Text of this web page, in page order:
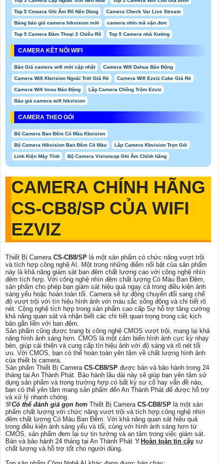
Top 5 Cmaera Ghi Âm Rõ Nên Dùng Camera Check Var Live Stream
Bảng báo giá camera hikvision mới camera nhìn mã vận đơn
Top 5 Camera Đàm Thoại 2 Chiều Rõ Top 5 Camera nhà Xưởng
CAMERA KẾT NỐI WIFI
Báo Giá camera wifi mới cập nhật Camera Wifi Dahua Báo Động
Camera Wifi Kbvision Ngoài Trời Giá Rẻ Camera Wifi Ezviz Cube Giá Rẻ
Camera Wifi Imou Báo Động Lắp Camera Chống Trộm Ezviz
Báo giá camera wifi hikvision
CAMERA THEO GÓI
Bộ Camera Ban Đêm Có Màu Kbvision
Bộ Camera Hikvision Ban Đêm Có Màu Lắp Camera Kbvision Trọn Gói
Linh Kiện Máy Tính Bộ Camera Visioncop Ghi Âm Chính hãng
CAMERA CHÍNH HÃNG
CS-CB8/SP CỦA WIFI
EZVIZ
Thiết Bị Camera CS-CB8/SP là một sản phẩm có chức năng vượt trội
và tích hợp công nghệ AI. Một trong những điểm nổi bật của sản phẩm
này là khả năng giám sát ban đêm chất lượng cao với công nghệ nhìn
đêm tích hợp. Với công nghệ nhìn đêm chất lượng Có Màu Ban Ðêm,
sản phẩm cho phép bạn giám sát hiệu quả ngay cả trong điều kiện ánh
sáng yếu hoặc hoàn toàn tối. Camera sẽ tự động chuyển đổi sang chế
độ vượt trội với tín hiệu hình ảnh với màu sắc sống động và chi tiết rõ
nét. Cộng nghệ tích hợp trong sản phẩm cao cấp Sự hỗ trợ tăng cường
khả năng quan sát và nhận biết các chi tiết quan trọng trong các kịch
bản gắn liền với ban đêm.
Sản phẩm cũng được trang bị công nghệ CMOS vượt trội, mang lại khả
năng hình ảnh sáng hơn. CMOS là một cảm biến hình ảnh cực kỳ nhạy
bén, giúp cải thiện và cung cấp tín hiệu ảnh với độ sáng và rõ nét tối
ưu. Với CMOS, bạn có thể hoàn toàn yên tâm về chất lượng hình ảnh
của thiết bị camera.
Sản phẩm Thiết Bị Camera CS-CB8/SP được bán và bảo hành trong 24
tháng tại An Thành Phát. Bảo hành lâu dài này sẽ giúp bạn yên tâm sử
dụng sản phẩm và trong trường hợp có bất kỳ sự cố hay vấn đề nào,
bạn có thể yên tâm mang sản phẩm đến An Thành Phát để được hỗ trợ
và xử lý nhanh chóng.
💯Có thể đánh giá gọn hơn Thiết Bị Camera CS-CB8/SP là một sản
phẩm chất lượng với chức năng vượt trội và tích hợp công nghệ nhìn
đêm chất lượng Có Màu Ban Ðêm. Với khả năng quan sát hiệu quả
trong điều kiện ánh sáng yếu và tối, cùng với hình ảnh sáng hơn từ
CMOS, sản phẩm đem lại sự tin tưởng và an tâm trong việc giám sát.
Bán và bảo hành 24 tháng tại An Thành Phát ️🏅️ Hoàn toàn tin cậy sự
chất lượng và hỗ trợ tốt cho người dùng.